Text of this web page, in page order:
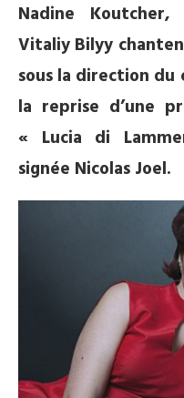
Nadine Koutcher,
Vitaliy Bilyy
sous la direction du
la reprise d’une
« Lucia di
signée Nicolas Joel.